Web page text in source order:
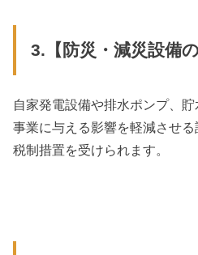
3.【防災・減災設備の
自家発電設備や排水ポンプ、
事業に与える影響を軽減させ
税制措置を受けられます。